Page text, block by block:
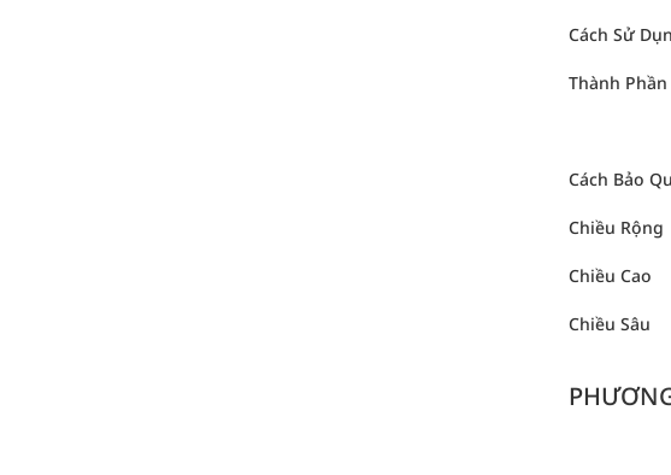
Cách Sử
Thành Phần
Cách Bảo
Chiều Rộng
Chiều Cao
Chiều Sâu